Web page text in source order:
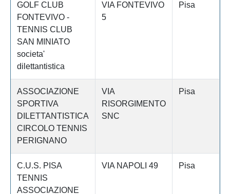
GOLF CLUB
FONTEVIVO -
TENNIS CLUB
SAN MINIATO
societa'
dilettantistica
VIA FONTEVIVO
5
Pisa
ASSOCIAZIONE
SPORTIVA
DILETTANTISTICA
CIRCOLO TENNIS
PERIGNANO
VIA
RISORGIMENTO
SNC
Pisa
C.U.S. PISA
TENNIS
ASSOCIAZIONE
VIA NAPOLI 49 Pisa